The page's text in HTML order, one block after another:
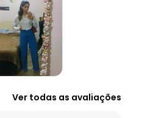
Ver todas as avaliações